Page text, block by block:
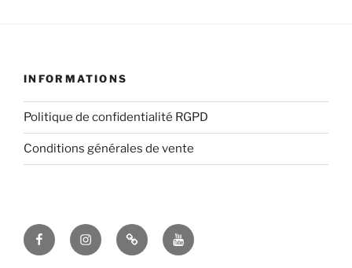
INFORMATIONS
Politique de confidentialité RGPD
Conditions générales de vente
FacebookInstagramEmail YouTube